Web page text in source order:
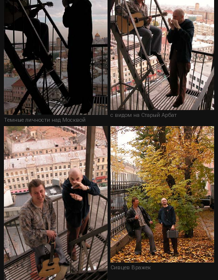
Темные личности над Москвой
с видом на Старый Арбат
Сивцев Вражек